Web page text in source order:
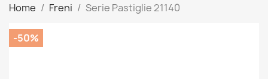
Home Freni Serie Pastiglie 21140
-50%